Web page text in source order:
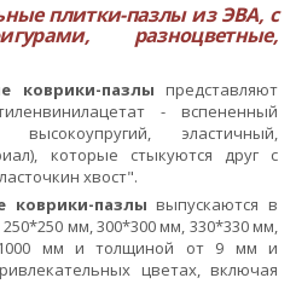
плитки-пазлы из ЭВА, с
разноцветные,
коврики-пазлы представляют
- вспененный
эластичный,
которые стыкуются друг с
хвост".
коврики-пазлы выпускаются в
мм, 300*300 мм, 330*330 мм,
мм и толщиной от 9 мм и
цветах, включая